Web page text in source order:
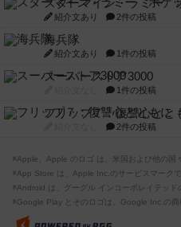
スターマイン・ラミー
紹介文あり 2件の投稿
海兵隊
紹介文あり 1件の投稿
スーパーストア3000
1件の投稿
フリップ７：復讐心とと
2件の投稿
※Apple、Apple のロゴ は、米国および他の国
※App Store は、Apple Inc.のサービスマークで
※Android は、グーグル インコーポレイテッド
※Google Play とそのロゴは、Google Inc.の商